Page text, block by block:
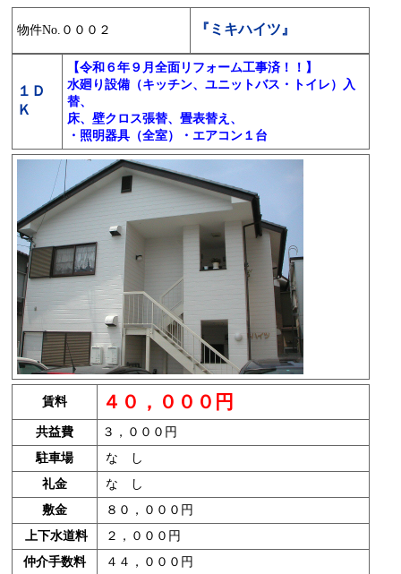
物件No.０００２ 『ミキハイツ』
１Ｄ
Ｋ
【令和６年９月全面リフォーム工事済！！】
水廻り設備（キッチン、ユニットバス・トイレ）入
替、
床、壁クロス張替、畳表替え、
・照明器具（全室）・エアコン１台
賃料 ４０，０００円
共益費
３，０００円
駐車場
な し
礼金
な し
敷金
８０，０００円
上下水道料
２，０００円
仲介手数料
４４，０００円